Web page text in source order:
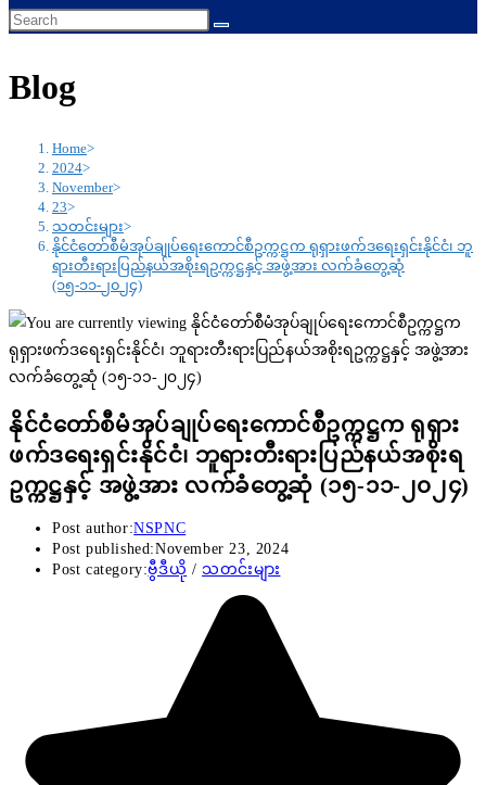
Blog
Home>
2024>
November>
23>
သတင်းများ>
နိုင်ငံတော်စီမံအုပ်ချုပ်ရေးကောင်စီဥက္ကဋ္ဌက ရုရှားဖက်ဒရေးရှင်းနိုင်ငံ၊ ဘူ
ရားတီးရားပြည်နယ်အစိုးရဥက္ကဋ္ဌနှင့် အဖွဲ့အား လက်ခံတွေ့ဆုံ
(၁၅-၁၁-၂၀၂၄)
နိုင်ငံတော်စီမံအုပ်ချုပ်ရေးကောင်စီဥက္ကဋ္ဌက ရုရှား
ဖက်ဒရေးရှင်းနိုင်ငံ၊ ဘူရားတီးရားပြည်နယ်အစိုးရ
ဥက္ကဋ္ဌနှင့် အဖွဲ့အား လက်ခံတွေ့ဆုံ (၁၅-၁၁-၂၀၂၄)
Post author:NSPNC
Post published:November 23, 2024
Post category:ဗွီဒီယို / သတင်းများ